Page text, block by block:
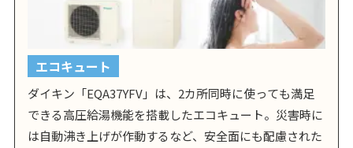
エコキュート
ダイキン「EQA37YFV」は、2カ所同時に使っても満足
できる高圧給湯機能を搭載したエコキュート。災害時に
は自動沸き上げが作動するなど、安全面にも配慮された